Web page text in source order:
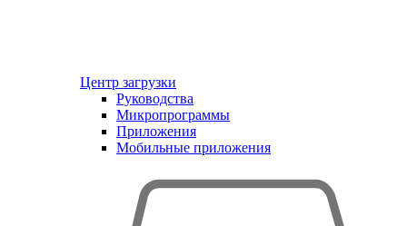
Центр загрузки
Руководства
Микропрограммы
Приложения
Мобильные приложения